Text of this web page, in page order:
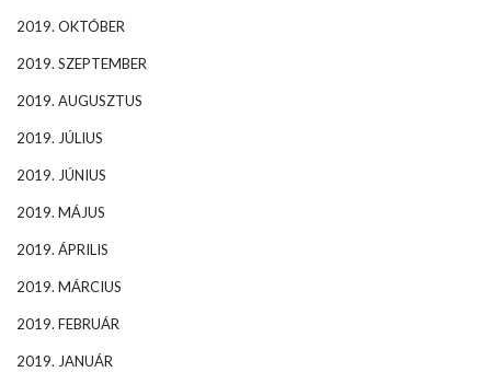
2019. OKTÓBER
2019. SZEPTEMBER
2019. AUGUSZTUS
2019. JÚLIUS
2019. JÚNIUS
2019. MÁJUS
2019. ÁPRILIS
2019. MÁRCIUS
2019. FEBRUÁR
2019. JANUÁR